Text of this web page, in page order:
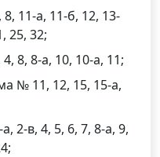
11-а, 11-б, 12, 13-
25, 32;
8, 8-а, 10, 10-а, 11;
№ 11, 12, 15, 15-а,
2-в, 4, 5, 6, 7, 8-а, 9,